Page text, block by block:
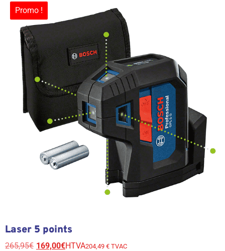
Promo !
Laser 5 points
265,95€ 169,00€HTVA204,49 € TVAC